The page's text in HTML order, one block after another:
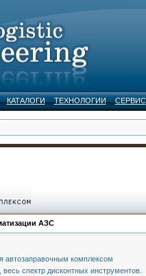
КАТАЛОГИ ТЕХНОЛОГИИ СЕРВИС
АЗС
автозаправочным комплексом
спектр дисконтных инструментов.